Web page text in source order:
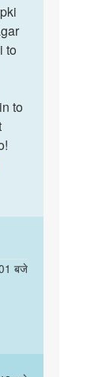
to
to
बजे